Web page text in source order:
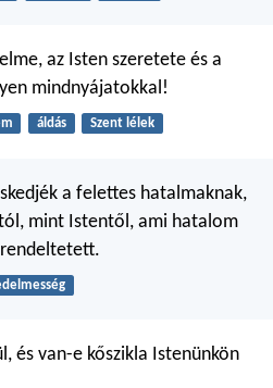
az Isten szeretete és a
mindnyájatokkal!
áldás Szent lélek
a felettes hatalmaknak,
mint Istentől, ami hatalom
és van-e kőszikla Istenünkön